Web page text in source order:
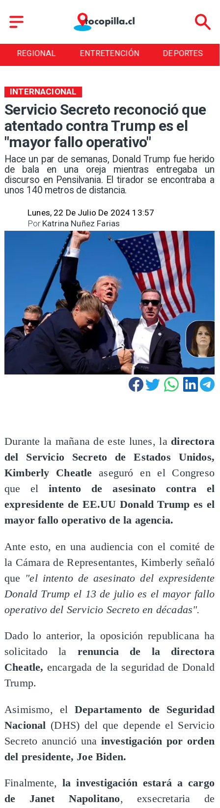
REGIONAL ENTRETENCIÓN DEPORTES
Servicio Secreto reconoció que
atentado contra Trump es el
"mayor fallo operativo"
Hace un par de semanas, Donald Trump fue herido
de bala en una oreja mientras entregaba un
discurso en Pensilvania. El tirador se encontraba a
unos 140 metros de distancia.
INTERNACIONAL
Lunes, 22 De Julio De 2024 13:57
Katrina Nuñez Farias
Por
Durante la mañana de este lunes, la directora
del Servicio Secreto de Estados Unidos,
Kimberly Cheatle aseguró en el Congreso
que elintento de asesinato contra el
expresidente de EE.UU Donald Trump es el
mayor fallo operativo de la agencia.
Ante esto, en una audiencia con el comité de
la Cámara de Representantes, Kimberly señaló
que "el intento de asesinato del expresidente
Donald Trump el 13 de julio es el mayor fallo
operativo del Servicio Secreto en décadas".
Dado lo anterior, la oposición republicana ha
solicitado la renuncia de la directora
Cheatle, encargada de la seguridad de Donald
Trump.
Asimismo, el Departamento de Seguridad
Nacional (DHS) del que depende el Servicio
Secreto anunció una investigación por orden
del presidente, Joe Biden.
Finalmente, la investigación estará a cargo
de Janet Napolitano, exsecretaria de